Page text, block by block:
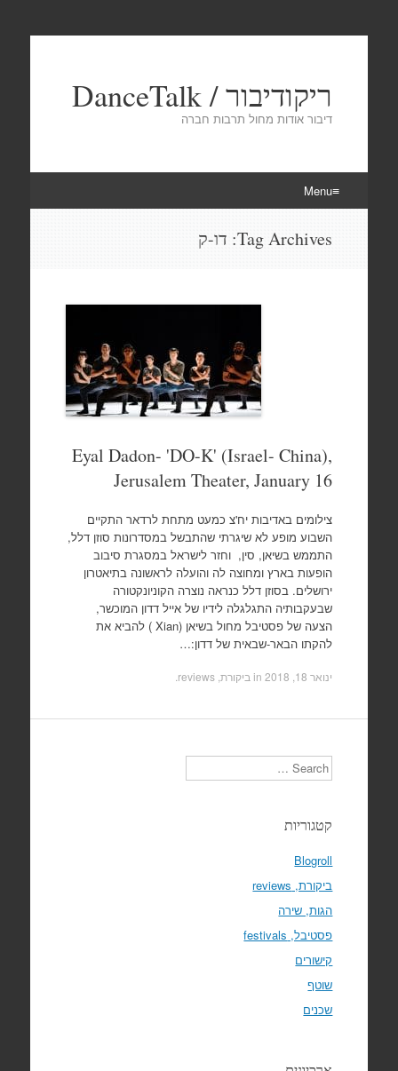
ריקודיבור / DanceTalk
דיבור אודות מחול תרבות חברה
Menu
Tag Archives: דו-ק
Eyal Dadon- 'DO-K' (Israel- China),
Jerusalem Theater, January 16
צילומים באדיבות יח'צ כמעט מתחת לרדאר התקיים
השבוע מופע לא שיגרתי שהתבשל במסדרונות סוזן דלל,
התממש בשיאן, סין, וחזר לישראל במסגרת סיבוב
הופעות בארץ ומחוצה לה והועלה לראשונה בתיאטרון
ירושלים. בסוזן דלל כנראה נוצרה הקוניונקטורה
שבעקבותיה התגלגלה לידיו של אייל דדון המוכשר,
הצעה של פסטיבל מחול בשיאן (Xian ) להביא את
להקתו הבאר-שבאית של דדון:…
ינואר 18, 2018 in ביקורת, reviews
Search
קטגוריות
Blogroll
ביקורת, reviews
הגות, שירה
פסטיבל, festivals
קישורים
שוטף
שכנים